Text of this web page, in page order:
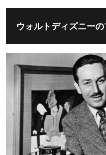
ウォルトディズニー